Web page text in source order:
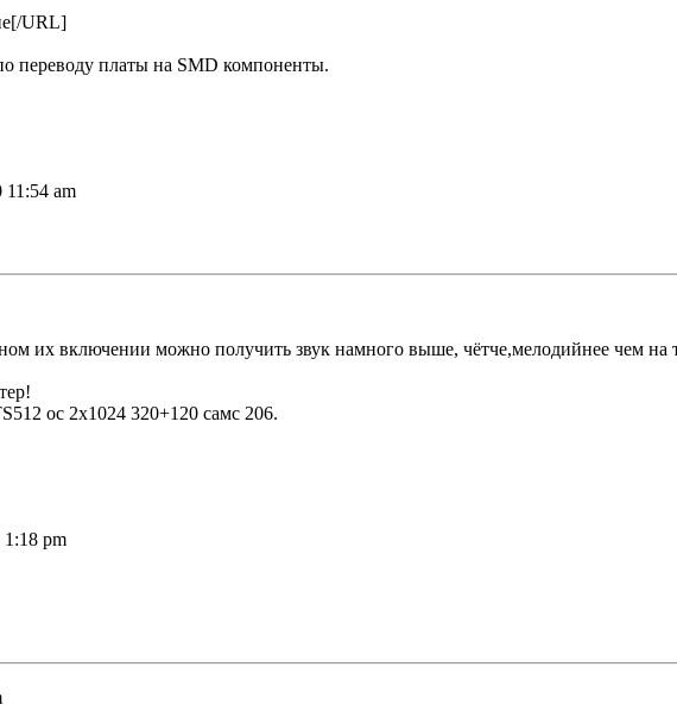
[/URL]
переводу платы на SMD компоненты.
am
их включении можно получить звук намного выше, чётче,мелодийнее чем
oc 2x1024 320+120 самс 206.
pm